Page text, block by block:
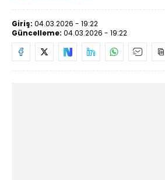
Giriş: 04.03.2026 - 19:22
Güncelleme: 04.03.2026 - 19:22